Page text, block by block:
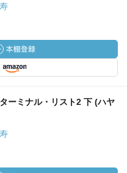
ーミナル・リスト2 下 (ハヤ